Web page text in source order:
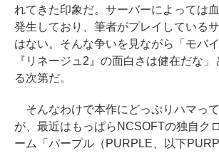
れてきた印象だ。サーバーによっては
発生しており、筆者がプレイしている
はない。そんな争いを見ながら「モバ
『リネージュ2』の面白さは健在だな
る次第だ。
そんなわけで本作にどっぷりハマっ
が、最近はもっぱらNCSOFTの独自ク
ーム「パープル（PURPLE、以下